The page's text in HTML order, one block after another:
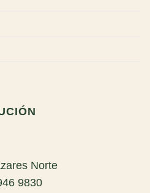
Norte
9830